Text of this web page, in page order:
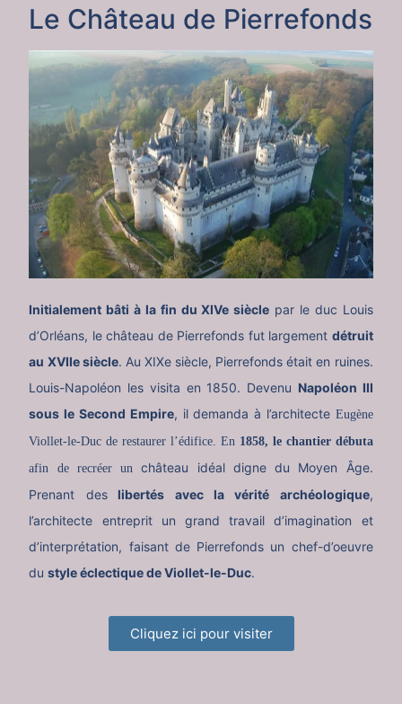
Le Château de Pierrefonds
Initialement bâti à la fin du XIVe siècle par le duc Louis
d’Orléans, le château de Pierrefonds fut largement détruit
au XVIIe siècle. Au XIXe siècle, Pierrefonds était en ruines.
Louis-Napoléon les visita en 1850. Devenu Napoléon III
sous le Second Empire, il demanda à l’architecte Eugène
Viollet-le-Duc de restaurer l’édifice. En 1858, le chantier débuta
afin de recréer un château idéal digne du Moyen Âge.
Prenant deslibertés avec la vérité archéologique,
l’architecte entreprit un grand travail d’imagination et
d’interprétation, faisant de Pierrefonds un chef-d’oeuvre
dustyle éclectique de Viollet-le-Duc.
Cliquez ici pour visiter